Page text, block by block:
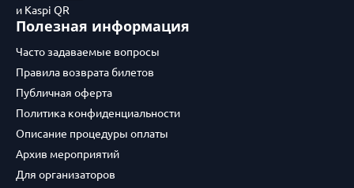
и Kaspi QR
Полезная информация
Часто задаваемые вопросы
Правила возврата билетов
Публичная оферта
Политика конфиденциальности
Описание процедуры оплаты
Архив мероприятий
Для организаторов